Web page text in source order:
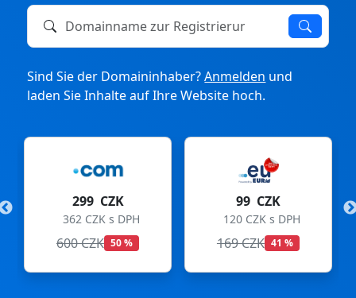
Domainname zur Registrierung oder zum Transfer
Sind Sie der Domaininhaber?Anmelden und
laden Sie Inhalte auf Ihre Website hoch.
299 CZK
362 CZK s DPH
600 CZK 50 %
99 CZK
120 CZK s DPH
169 CZK 41 %